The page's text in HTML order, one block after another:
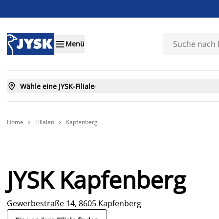
Menü
 Wähle eine JYSK-Filiale
Home  Filialen  Kapfenberg
JYSK Kapfenberg
Gewerbestraße 14, 8605 Kapfenberg